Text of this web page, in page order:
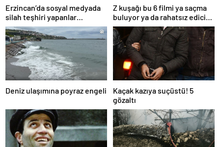
Erzincan’da sosyal medyada
silah teşhiri yapanlar
yakalandı
Z kuşağı bu 6 filmi ya saçma
buluyor ya da rahatsız edici
ve toksik!
Deniz ulaşımına poyraz engeli
Kaçak kazıya suçüstü! 5
gözaltı